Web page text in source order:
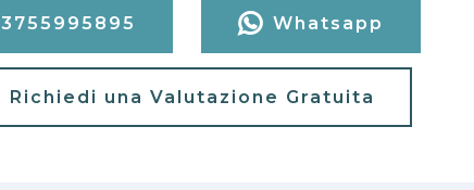
3755995895 Whatsapp
Richiedi una Valutazione Gratuita